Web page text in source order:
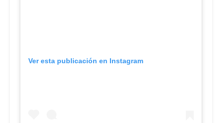
Ver esta publicación en Instagram